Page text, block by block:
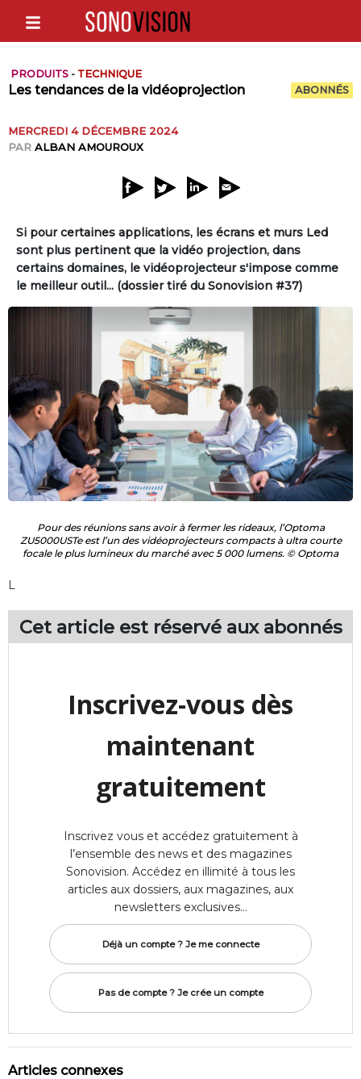
PRODUITS - TECHNIQUE
ABONNÉS
Les tendances de la vidéoprojection
MERCREDI 4 DÉCEMBRE 2024
PAR ALBAN AMOUROUX
Si pour certaines applications, les écrans et murs Led
sont plus pertinent que la vidéo projection, dans
certains domaines, le vidéoprojecteur s'impose comme
le meilleur outil... (dossier tiré du Sonovision #37)
Pour des réunions sans avoir à fermer les rideaux, l’Optoma
ZU5000USTe est l’un des vidéoprojecteurs compacts à ultra courte
focale le plus lumineux du marché avec 5 000 lumens. © Optoma
L
Cet article est réservé aux abonnés
Inscrivez-vous dès
maintenant
gratuitement
Inscrivez vous et accédez gratuitement à
l’ensemble des news et des magazines
Sonovision. Accédez en illimité à tous les
articles aux dossiers, aux magazines, aux
newsletters exclusives…
Déjà un compte ? Je me connecte
Pas de compte ? Je crée un compte
Articles connexes